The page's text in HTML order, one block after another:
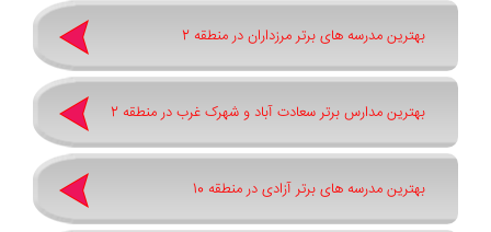
بهترین مدرسه های برتر مرزداران در منطقه 2
بهترین مدارس برتر سعادت آباد و شهرک غرب در منطقه 2
بهترین مدرسه های برتر آزادی در منطقه 10